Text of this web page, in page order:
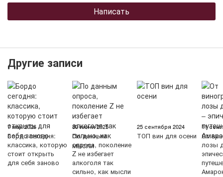
Написать
Другие записи
7 мая 2026
Бордо сегодня:
классика, которую
стоит открыть
для себя заново
30 июня 2025
По данным
опроса, поколение
Z не избегает
алкоголя так
сильно, как мысли
25 сентября 2024
ТОП вин для осени
11
От
лозы